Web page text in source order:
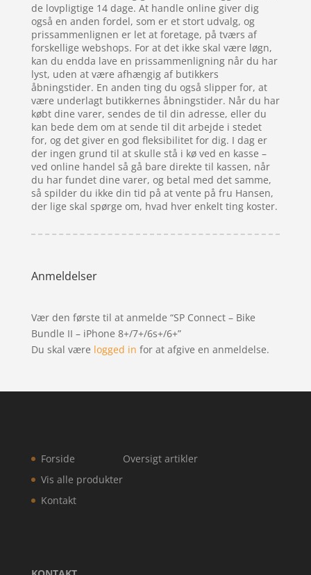
de lovpligtige 14 dage. At handle online giver dig
også en anden fordel, som er et stort udvalg, og
prissammenlignen er let at foretage, på tværs af
forskellige webshops. For at det ikke skal være løgn,
kan du endda lave en prissammenligning når du har
lyst, uden at være afhængig af butikkers
åbningstider. En anden ting du også slipper for, at
være underlagt butikkernes åbningstider. Når du har
købt dine varer, sendes de til din adresse, eller du
kan bede dem om at sende til dit arbejde i stedet
for, og det giver en god fleksibilitet for dig. I dag er
der ingen grund til at skulle stå i kø ved en kasse –
ved online handel så gå bare direkte til kassen, når
du har fundet dine varer, og betal med det samme,
så spilder du ikke din tid på at vente på fru Hansen,
der lige skal spørge om, hvad hver enkelt ting koster.
Anmeldelser
Vær den første til at anmelde “SP Connect – Bike
Bundle II – iPhone 8+/7+/6s+/6+”
Du skal være logged in for at afgive en anmeldelse.
Forside
Vis alle produkter
Kontakt
Oversigt artikler